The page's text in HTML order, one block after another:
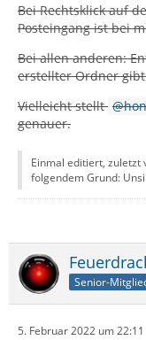
Bei Rechtsklick auf
Posteingang ist bei
Bei allen anderen:
erstellter Ordner
Vielleicht stellt
genauer.
Einmal editiert, zuletzt
folgendem Grund:
Senior-
5. Februar 2022 um 22:11